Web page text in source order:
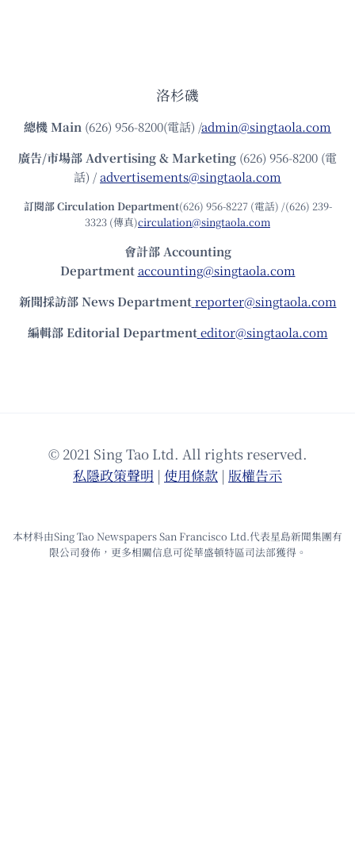
洛杉磯
總機Main (626) 956-8200(電話) /admin@singtaola.com
廣告/市場部Advertising & Marketing (626) 956-8200 (電
話) /advertisements@singtaola.com
訂閱部 Circulation Department(626) 956-8227 (電話) /(626) 239-
3323 (傳真)circulation@singtaola.com
會計部 Accounting
Department accounting@singtaola.com
新聞採訪部 News Department reporter@singtaola.com
編輯部 Editorial Department editor@singtaola.com
© 2021 Sing Tao Ltd. All rights reserved.
私隱政策聲明 | 使⽤條款 | 版權告⽰
本材料由Sing Tao Newspapers San Francisco Ltd.代表星島新聞集團有
限公司發佈，更多相關信息可從華盛頓特區司法部獲得。